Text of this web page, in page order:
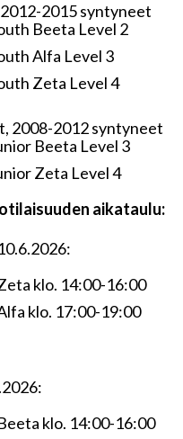
2015 syntyneet
Beeta Level 2
Alfa Level 3
Zeta Level 4
2008-2012 syntyneet
Beeta Level 3
Zeta Level 4
aikataulu:
klo. 14:00-16:00
klo. 17:00-19:00
klo. 14:00-16:00